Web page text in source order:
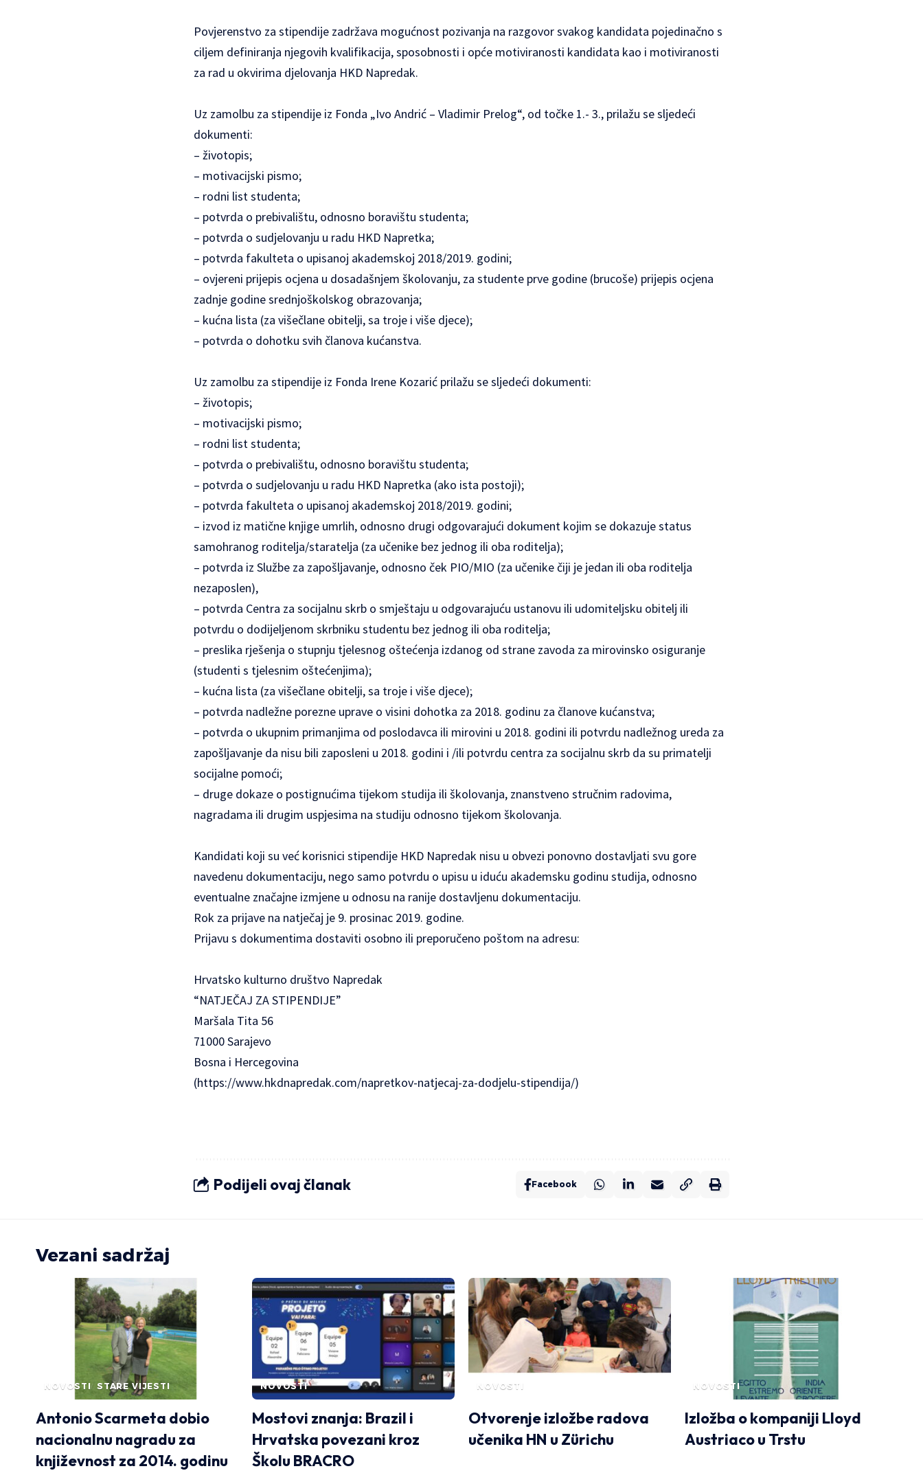
Povjerenstvo za stipendije zadržava mogućnost pozivanja na razgovor svakog kandidata pojedinačno s
ciljem definiranja njegovih kvalifikacija, sposobnosti i opće motiviranosti kandidata kao i motiviranosti
za rad u okvirima djelovanja HKD Napredak.
Uz zamolbu za stipendije iz Fonda „Ivo Andrić – Vladimir Prelog“, od točke 1.- 3., prilažu se sljedeći
dokumenti:
– životopis;
– motivacijski pismo;
– rodni list studenta;
– potvrda o prebivalištu, odnosno boravištu studenta;
– potvrda o sudjelovanju u radu HKD Napretka;
– potvrda fakulteta o upisanoj akademskoj 2018/2019. godini;
– ovjereni prijepis ocjena u dosadašnjem školovanju, za studente prve godine (brucoše) prijepis ocjena
zadnje godine srednjoškolskog obrazovanja;
– kućna lista (za višečlane obitelji, sa troje i više djece);
– potvrda o dohotku svih članova kućanstva.
Uz zamolbu za stipendije iz Fonda Irene Kozarić prilažu se sljedeći dokumenti:
– životopis;
– motivacijski pismo;
– rodni list studenta;
– potvrda o prebivalištu, odnosno boravištu studenta;
– potvrda o sudjelovanju u radu HKD Napretka (ako ista postoji);
– potvrda fakulteta o upisanoj akademskoj 2018/2019. godini;
– izvod iz matične knjige umrlih, odnosno drugi odgovarajući dokument kojim se dokazuje status
samohranog roditelja/staratelja (za učenike bez jednog ili oba roditelja);
– potvrda iz Službe za zapošljavanje, odnosno ček PIO/MIO (za učenike čiji je jedan ili oba roditelja
nezaposlen),
– potvrda Centra za socijalnu skrb o smještaju u odgovarajuću ustanovu ili udomiteljsku obitelj ili
potvrdu o dodijeljenom skrbniku studentu bez jednog ili oba roditelja;
– preslika rješenja o stupnju tjelesnog oštećenja izdanog od strane zavoda za mirovinsko osiguranje
(studenti s tjelesnim oštećenjima);
– kućna lista (za višečlane obitelji, sa troje i više djece);
– potvrda nadležne porezne uprave o visini dohotka za 2018. godinu za članove kućanstva;
– potvrda o ukupnim primanjima od poslodavca ili mirovini u 2018. godini ili potvrdu nadležnog ureda za
zapošljavanje da nisu bili zaposleni u 2018. godini i /ili potvrdu centra za socijalnu skrb da su primatelji
socijalne pomoći;
– druge dokaze o postignućima tijekom studija ili školovanja, znanstveno stručnim radovima,
nagradama ili drugim uspjesima na studiju odnosno tijekom školovanja.
Kandidati koji su već korisnici stipendije HKD Napredak nisu u obvezi ponovno dostavljati svu gore
navedenu dokumentaciju, nego samo potvrdu o upisu u iduću akademsku godinu studija, odnosno
eventualne značajne izmjene u odnosu na ranije dostavljenu dokumentaciju.
Rok za prijave na natječaj je 9. prosinac 2019. godine.
Prijavu s dokumentima dostaviti osobno ili preporučeno poštom na adresu:
Hrvatsko kulturno društvo Napredak
“NATJEČAJ ZA STIPENDIJE”
Maršala Tita 56
71000 Sarajevo
Bosna i Hercegovina
(https://www.hkdnapredak.com/napretkov-natjecaj-za-dodjelu-stipendija/)
Podijeli ovaj članak Facebook
Vezani sadržaj
NOVOSTI STARE VIJESTI
Antonio Scarmeta dobio
nacionalnu nagradu za
književnost za 2014. godinu
NOVOSTI
Mostovi znanja: Brazil i
Hrvatska povezani kroz
Školu BRACRO
NOVOSTI
Otvorenje izložbe radova
učenika HN u Zürichu
NOVOSTI
Izložba o kompaniji Lloyd
Austriaco u Trstu